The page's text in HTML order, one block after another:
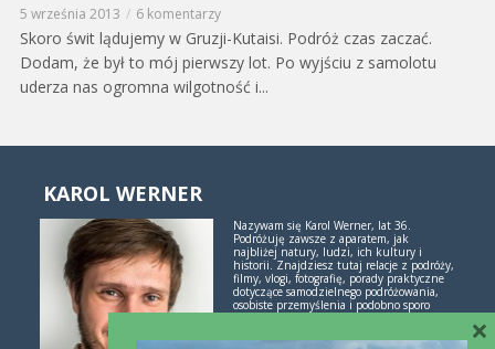
5 września 2013 6 komentarzy
Skoro świt lądujemy w Gruzji-Kutaisi. Podróż czas zaczać.
Dodam, że był to mój pierwszy lot. Po wyjściu z samolotu
uderza nas ogromna wilgotność i...
KAROL WERNER
Nazywam się Karol Werner, lat 36.
Podróżuję zawsze z aparatem, jak
najbliżej natury, ludzi, ich kultury i
historii. Znajdziesz tutaj relacje z podróży,
filmy, vlogi, fotografię, porady praktyczne
dotyczące samodzielnego podróżowania,
osobiste przemyślenia i podobno sporo
inspiracji. Jeśli lubisz świetne historie i
polubimy się!
×